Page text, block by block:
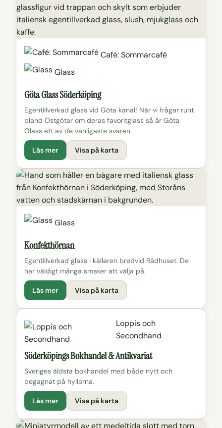
Café: Sommarcafé
Glass
Göta Glass Söderköping
Egentillverkad glass vid Göta kanal! När vi frågar runt
bland Östgötar om deras favoritglass så är Göta
Glass ett av de vanligaste svaren.
Läs mer Visa på karta
Glass
Konfekthörnan
Egentillverkad glass i källaren bredvid Rådhuset. De
har väldigt många smaker att välja på.
Läs mer Visa på karta
Loppis och
Secondhand
Söderköpings Bokhandel & Antikvariat
Sveriges äldsta bokhandel med både nytt och
begagnat på hyllorna.
Läs mer Visa på karta